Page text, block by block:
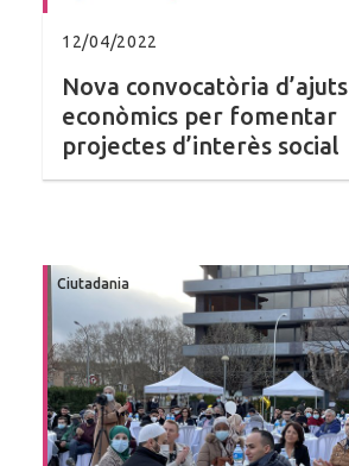
12/04/2022
Nova convocatòria d’ajuts
econòmics per fomentar
projectes d’interès social
Ciutadania